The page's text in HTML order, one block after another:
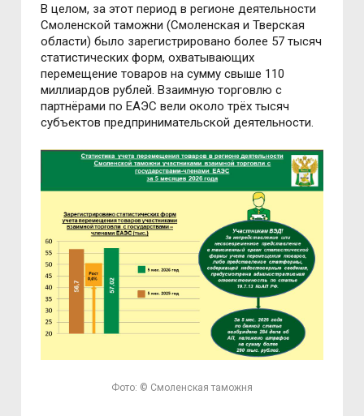
В целом, за этот период в регионе деятельности
Смоленской таможни (Смоленская и Тверская
области) было зарегистрировано более 57 тысяч
статистических форм, охватывающих
перемещение товаров на сумму свыше 110
миллиардов рублей. Взаимную торговлю с
партнёрами по ЕАЭС вели около трёх тысяч
субъектов предпринимательской деятельности.
Фото: © Смоленская таможня